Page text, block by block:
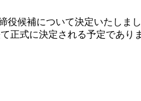
候補について決定いたしま
正式に決定される予定であり